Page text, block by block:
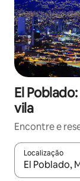
El
vila
Encontre e
Localização
Quando os